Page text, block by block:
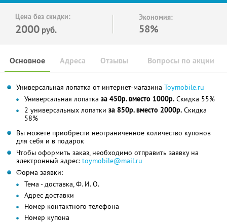
Цена без скидки:
2000 руб.
Экономия:
58%
Основное Отзывы Вопросы по акции
Адреса
Универсальная лопатка от интернет-магазина Toymobile.ru
Универсальная лопатка за 450р. вместо 1000р. Скидка 55%
2 универсальных лопатки за 850р. вместо 2000р. Скидка
58%
Вы можете приобрести неограниченное количество купонов
для себя и в подарок
Чтобы оформить заказ, необходимо отправить заявку на
электронный адрес: toymobile@mail.ru
Форма заявки:
Тема - доставка, Ф. И. О.
Адрес доставки
Номер контактного телефона
Номер купона